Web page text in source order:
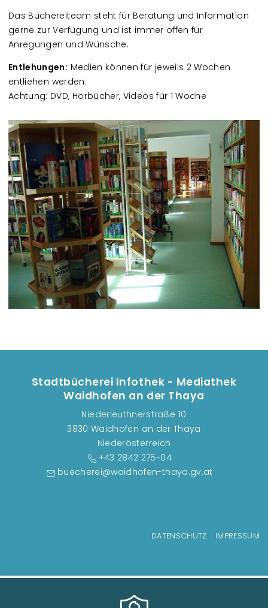
Das Büchereiteam steht für Beratung und Information
gerne zur Verfügung und ist immer offen für
Anregungen und Wünsche.
Entlehungen: Medien können für jeweils 2 Wochen
entliehen werden.
Achtung: DVD, Hörbücher, Videos für 1 Woche
Stadtbücherei Infothek - Mediathek
Waidhofen an der Thaya
Niederleuthnerstraße 10
3830 Waidhofen an der Thaya
Niederösterreich
+43 2842 275-04
buecherei@waidhofen-thaya.gv.at
DATENSCHUTZ IMPRESSUM